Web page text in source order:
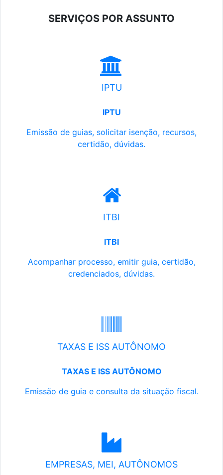
SERVIÇOS POR ASSUNTO
IPTU
IPTU
Emissão de guias, solicitar isenção, recursos,
certidão, dúvidas.
ITBI
ITBI
Acompanhar processo, emitir guia, certidão,
credenciados, dúvidas.
TAXAS E ISS AUTÔNOMO
TAXAS E ISS AUTÔNOMO
Emissão de guia e consulta da situação fiscal.
EMPRESAS, MEI, AUTÔNOMOS